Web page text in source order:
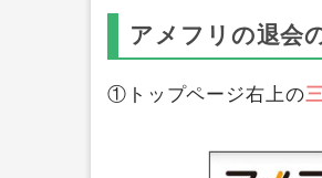
アメフリの退会
①トップページ右上の